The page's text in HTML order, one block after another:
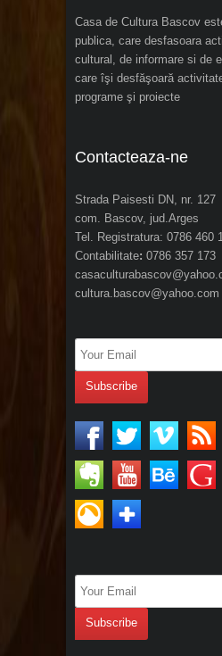
Casa de Cultura Bascov
publica, care desfasoara
cultural, de informare si de
care îşi desfăşoară
programe şi proiecte
Contacteaza-ne
Strada Paisesti DN, nr. 127
com. Bascov, jud.Arges
Tel. Registratura:
Contabilitate: 0786 357 173
cultura.bascov@yahoo.com